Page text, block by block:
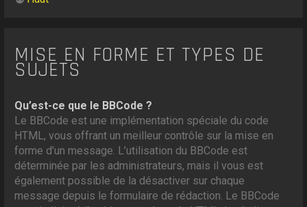
MISE EN FORME ET TYPES DE
SUJETS
Qu’est-ce que le BBCode ?
Le BBCode est une implémentation spéciale du code
HTML, vous offrant un meilleur contrôle sur la mise en
forme d’un message. L’utilisation du BBCode est
déterminée par les administrateurs, mais il vous est
également possible de la désactiver sur chaque
message depuis le formulaire de rédaction. Le BBCode